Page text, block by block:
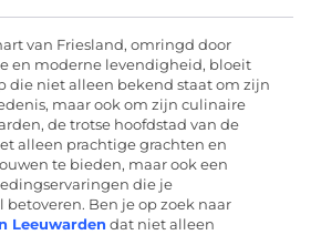
van Friesland, omringd door
en moderne levendigheid, bloeit
die niet alleen bekend staat om zijn
maar ook om zijn culinaire
de trotse hoofdstad van de
alleen prachtige grachten en
te bieden, maar ook een
die je
Ben je op zoek naar
Leeuwarden dat niet alleen